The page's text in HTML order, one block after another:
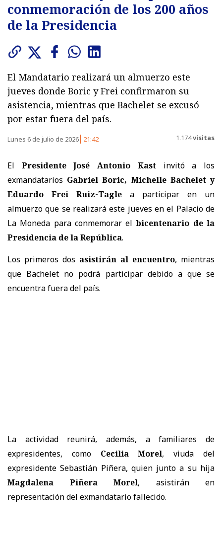
conmemoración de los 200 años
de la Presidencia
El Mandatario realizará un almuerzo este
jueves donde Boric y Frei confirmaron su
asistencia, mientras que Bachelet se excusó
por estar fuera del país.
Lunes 6 de julio de 2026 21:42 1.174visitas
El Presidente José Antonio Kastinvitó a los
exmandatarios Gabriel Boric, Michelle Bachelet y
Eduardo Frei Ruiz-Tagle a participar en un
almuerzo que se realizará este jueves en el Palacio de
La Moneda para conmemorar elbicentenario de la
Presidencia de la República.
Los primeros dos asistirán al encuentro, mientras
que Bachelet no podrá participar debido a que se
encuentra fuera del país.
La actividad reunirá, además, a familiares de
expresidentes, como Cecilia Morel, viuda del
expresidente Sebastián Piñera, quien junto a su hija
Magdalena Piñera Morel, asistirán en
representación del exmandatario fallecido.